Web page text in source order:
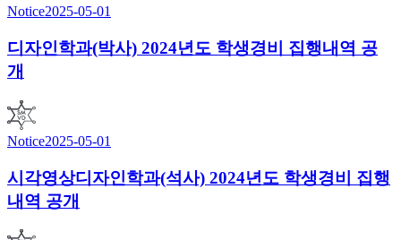
Notice2025-05-01
디자인학과(박사) 2024년도 학생경비 집행내역 공
개
Notice2025-05-01
시각영상디자인학과(석사) 2024년도 학생경비 집행
내역 공개